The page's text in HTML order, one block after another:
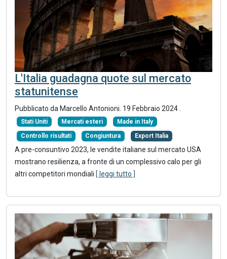
L'Italia guadagna quote sul mercato
statunitense
Pubblicato da Marcello Antonioni. 19 Febbraio 2024
Stati Uniti Mercati esteri Made in Italy
Controllo risultati Congiuntura Export Italia
A pre-consuntivo 2023, le vendite italiane sul mercato USA
mostrano resilienza, a fronte di un complessivo calo per gli
altri competitori mondiali [ leggi tutto ]